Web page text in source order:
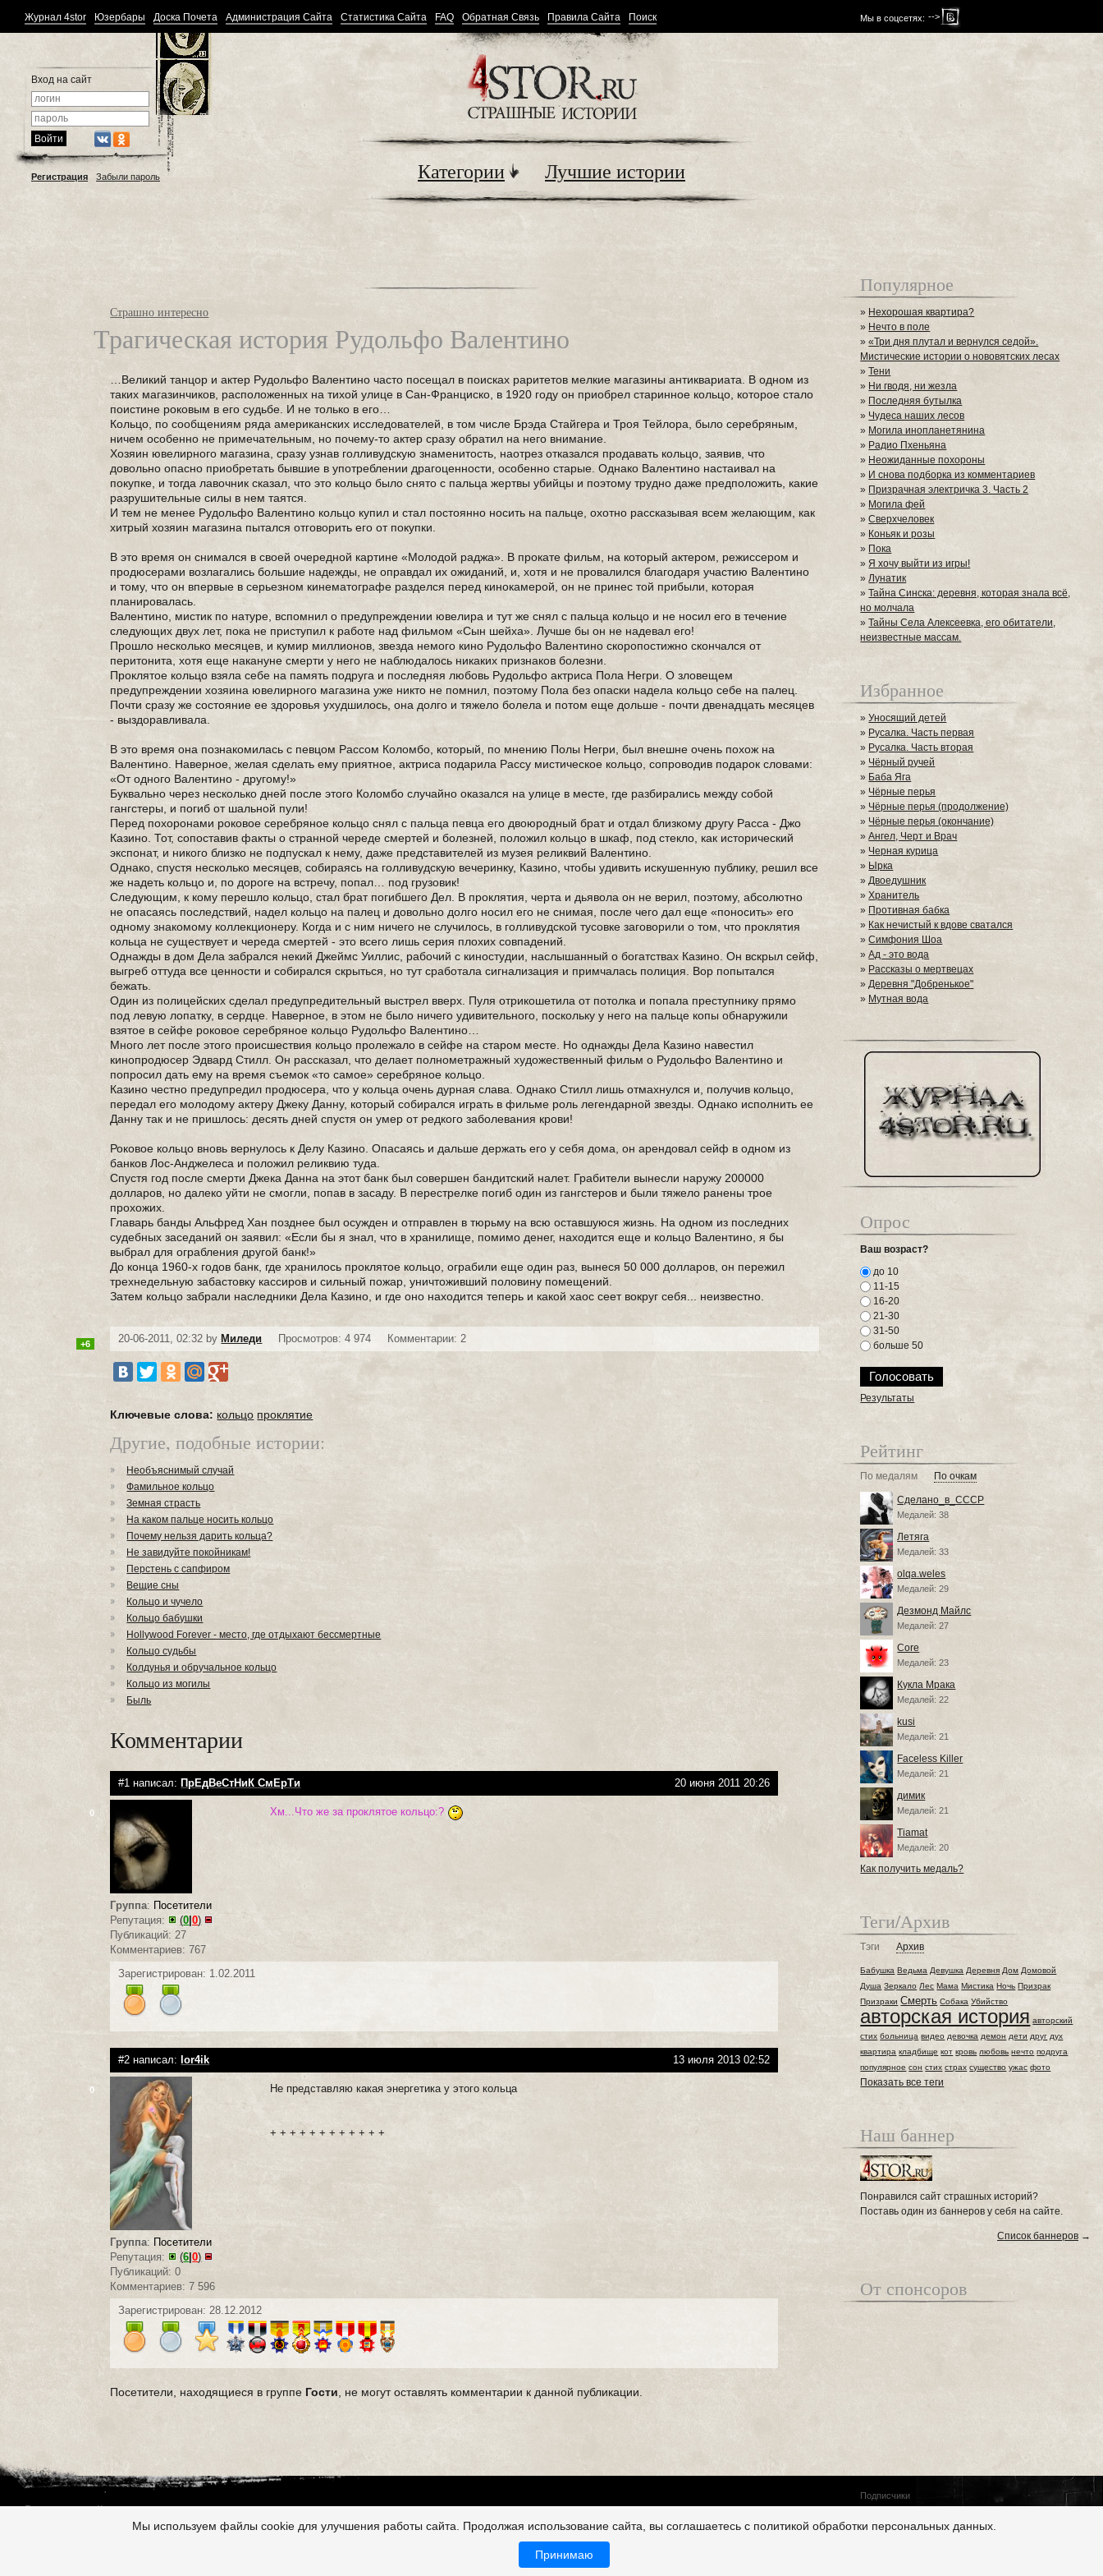
Мы в соцсетях: -->
Журнал 4stor Юзербары Доска Почета Администрация Сайта Статистика Сайта FAQ Обратная Связь Правила Сайта Поиск
Вход на сайт
Регистрация Забыли пароль Категории Лучшие истории
Страшно интересно
Трагическая история Рудольфо Валентино
…Великий танцор и актер Рудольфо Валентино часто посещал в поисках раритетов мелкие магазины антиквариата. В одном из
таких магазинчиков, расположенных на тихой улице в Сан-Франциско, в 1920 году он приобрел старинное кольцо, которое стало
поистине роковым в его судьбе. И не только в его…
Кольцо, по сообщениям ряда американских исследователей, в том числе Брэда Стайгера и Троя Тейлора, было серебряным,
ничем особенно не примечательным, но почему-то актер сразу обратил на него внимание.
Хозяин ювелирного магазина, сразу узнав голливудскую знаменитость, наотрез отказался продавать кольцо, заявив, что
довольно опасно приобретать бывшие в употреблении драгоценности, особенно старые. Однако Валентино настаивал на
покупке, и тогда лавочник сказал, что это кольцо было снято с пальца жертвы убийцы и поэтому трудно даже предположить, какие
разрушительные силы в нем таятся.
И тем не менее Рудольфо Валентино кольцо купил и стал постоянно носить на пальце, охотно рассказывая всем желающим, как
хитрый хозяин магазина пытался отговорить его от покупки.
В это время он снимался в своей очередной картине «Молодой раджа». В прокате фильм, на который актером, режиссером и
продюсерами возлагались большие надежды, не оправдал их ожиданий, и, хотя и не провалился благодаря участию Валентино
и тому, что он впервые в серьезном кинематографе разделся перед кинокамерой, он не принес той прибыли, которая
планировалась.
Валентино, мистик по натуре, вспомнил о предупреждении ювелира и тут же снял с пальца кольцо и не носил его в течение
следующих двух лет, пока не приступил к работе над фильмом «Сын шейха». Лучше бы он не надевал его!
Прошло несколько месяцев, и кумир миллионов, звезда немого кино Рудольфо Валентино скоропостижно скончался от
перитонита, хотя еще накануне смерти у него не наблюдалось никаких признаков болезни.
Проклятое кольцо взяла себе на память подруга и последняя любовь Рудольфо актриса Пола Негри. О зловещем
предупреждении хозяина ювелирного магазина уже никто не помнил, поэтому Пола без опаски надела кольцо себе на палец.
Почти сразу же состояние ее здоровья ухудшилось, она долго и тяжело болела и потом еще дольше - почти двенадцать месяцев
- выздоравливала.
В это время она познакомилась с певцом Рассом Коломбо, который, по мнению Полы Негри, был внешне очень похож на
Валентино. Наверное, желая сделать ему приятное, актриса подарила Рассу мистическое кольцо, сопроводив подарок словами:
«От одного Валентино - другому!»
Буквально через несколько дней после этого Коломбо случайно оказался на улице в месте, где разбирались между собой
гангстеры, и погиб от шальной пули!
Перед похоронами роковое серебряное кольцо снял с пальца певца его двоюродный брат и отдал близкому другу Расса - Джо
Казино. Тот, сопоставив факты о странной череде смертей и болезней, положил кольцо в шкаф, под стекло, как исторический
экспонат, и никого близко не подпускал к нему, даже представителей из музея реликвий Валентино.
Однако, спустя несколько месяцев, собираясь на голливудскую вечеринку, Казино, чтобы удивить искушенную публику, решил все
же надеть кольцо и, по дороге на встречу, попал… под грузовик!
Следующим, к кому перешло кольцо, стал брат погибшего Дел. В проклятия, черта и дьявола он не верил, поэтому, абсолютно
не опасаясь последствий, надел кольцо на палец и довольно долго носил его не снимая, после чего дал еще «поносить» его
одному знакомому коллекционеру. Когда и с ним ничего не случилось, в голливудской тусовке заговорили о том, что проклятия
кольца не существует и череда смертей - это всего лишь серия плохих совпадений.
Однажды в дом Дела забрался некий Джеймс Уиллис, рабочий с киностудии, наслышанный о богатствах Казино. Он вскрыл сейф,
выгреб оттуда все ценности и собирался скрыться, но тут сработала сигнализация и примчалась полиция. Вор попытался
бежать.
Один из полицейских сделал предупредительный выстрел вверх. Пуля отрикошетила от потолка и попала преступнику прямо
под левую лопатку, в сердце. Наверное, в этом не было ничего удивительного, поскольку у него на пальце копы обнаружили
взятое в сейфе роковое серебряное кольцо Рудольфо Валентино…
Много лет после этого происшествия кольцо пролежало в сейфе на старом месте. Но однажды Дела Казино навестил
кинопродюсер Эдвард Стилл. Он рассказал, что делает полнометражный художественный фильм о Рудольфо Валентино и
попросил дать ему на время съемок «то самое» серебряное кольцо.
Казино честно предупредил продюсера, что у кольца очень дурная слава. Однако Стилл лишь отмахнулся и, получив кольцо,
передал его молодому актеру Джеку Данну, который собирался играть в фильме роль легендарной звезды. Однако исполнить ее
Данну так и не пришлось: десять дней спустя он умер от редкого заболевания крови!
Роковое кольцо вновь вернулось к Делу Казино. Опасаясь и дальше держать его у себя дома, он арендовал сейф в одном из
банков Лос-Анджелеса и положил реликвию туда.
Спустя год после смерти Джека Данна на этот банк был совершен бандитский налет. Грабители вынесли наружу 200000
долларов, но далеко уйти не смогли, попав в засаду. В перестрелке погиб один из гангстеров и были тяжело ранены трое
прохожих.
Главарь банды Альфред Хан позднее был осужден и отправлен в тюрьму на всю оставшуюся жизнь. На одном из последних
судебных заседаний он заявил: «Если бы я знал, что в хранилище, помимо денег, находится еще и кольцо Валентино, я бы
выбрал для ограбления другой банк!»
До конца 1960-х годов банк, где хранилось проклятое кольцо, ограбили еще один раз, вынеся 50 000 долларов, он пережил
трехнедельную забастовку кассиров и сильный пожар, уничтоживший половину помещений.
Затем кольцо забрали наследники Дела Казино, и где оно находится теперь и какой хаос сеет вокруг себя... неизвестно.
20-06-2011, 02:32 by Миледи Просмотров: 4 974 Комментарии: 2
+6
Ключевые слова: кольцо проклятие
Другие, подобные истории:
Необъяснимый случай
Фамильное кольцо
Земная страсть
На каком пальце носить кольцо
Почему нельзя дарить кольца?
Не завидуйте покойникам!
Перстень с сапфиром
Вещие сны
Кольцо и чучело
Кольцо бабушки
Hollywood Forever - место, где отдыхают бессмертные
Кольцо судьбы
Колдунья и обручальное кольцо
Кольцо из могилы
Быль
Комментарии
#1 написал: ПрЕдВеСтНиК СмЕрТи 20 июня 2011 20:26
0
Группа: Посетители
Репутация:
(0 |0)
Публикаций: 27
Комментариев: 767
Хм...Что же за проклятое кольцо:?
Зарегистрирован: 1.02.2011
#2 написал: lor4ik 13 июля 2013 02:52
0
Группа: Посетители
Репутация:
(6 |0)
Публикаций: 0
Комментариев: 7 596
Не представляю какая энергетика у этого кольца
+ + + + + + + + + + + +
Зарегистрирован: 28.12.2012
Посетители, находящиеся в группе Гости , не могут оставлять комментарии к данной публикации.
Популярное
» Нехорошая квартира?
» Нечто в поле
»«Три дня плутал и вернулся седой».
Мистические истории о нововятских лесах
»Тени
» Ни гводя, ни жезла
» Последняя бутылка
» Чудеса наших лесов
» Могила инопланетянина
» Радио Пхеньяна
» Неожиданные похороны
» И снова подборка из комментариев
» Призрачная электричка 3. Часть 2
» Могила фей
»Сверхчеловек
» Коньяк и розы
» Пока
»Я хочу выйти из игры!
»Лунатик
»Тайна Синска: деревня, которая знала всё,
но молчала
»Тайны Села Алексеевка, его обитатели,
неизвестные массам.
Избранное
»Уносящий детей
» Русалка. Часть первая
» Русалка. Часть вторая
» Чёрный ручей
» Баба Яга
»Чёрные перья
» Чёрные перья (продолжение)
» Чёрные перья (окончание)
»Ангел, Черт и Врач
» Черная курица
» Ырка
»Двоедушник
»Хранитель
» Противная бабка
» Как нечистый к вдове сватался
»Симфония Шоа
»Ад - это вода
» Рассказы о мертвецах
»Деревня "Добренькое"
» Мутная вода
Опрос
Ваш возраст?
до 10
11-15
16-20
21-30
31-50
больше 50
Результаты
Рейтинг
По медалям По очкам
Сделано_в_СССР
Медалей: 38
Летяга
Медалей: 33
olqa.weles
Медалей: 29
Дезмонд Майлс
Медалей: 27
Core
Медалей: 23
Кукла Мрака
Медалей: 22
kusi
Медалей: 21
Faceless Killer
Медалей: 21
димик
Медалей: 21
Tiamat
Медалей: 20
Как получить медаль?
Теги/Архив
Тэги Архив
Бабушка Ведьма Девушка Деревня Дом Домовой
Душа Зеркало Лес Мама Мистика Ночь Призрак
Призраки Смерть Собака Убийство
авторская история авторский
стих больница видео девочка демон дети друг дух
квартира кладбище кот кровь любовь нечто подруга
популярное сон стих страх существо ужас фото
Показать все теги
Наш баннер
Понравился сайт страшных историй?
Поставь один из баннеров у себя на сайте.
Список баннеров →
От спонсоров
Подписчики
Все это на сайте
Copyright 2009-2026 © Страшные истории
Мы используем файлы cookie для улучшения работы сайта. Продолжая использование сайта, вы соглашаетесь с политикой обработки персональных данных.
Принимаю